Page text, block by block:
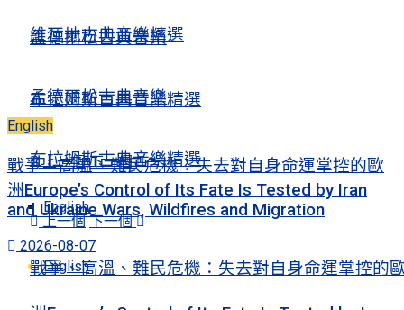
孟德爾松古典音樂
布拉姆斯古典音樂精選
上一個 下一個
English
戰爭、高溫、難民危機：失去對自身命運掌控的
維瓦地古典音樂精選
孟德爾松古典音樂
布拉姆斯古典音樂精選
上一個 下一個
English
English
戰爭、高溫、難民危機：失去對自身命運掌控的歐
洲Europe’s Control of Its Fate Is Tested by Iran
and Ukraine Wars, Wildfires and Migration
2026-08-07